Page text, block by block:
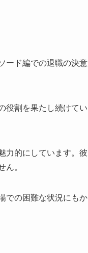
ード編での退職の決意
役割を果たし続けてい
力的にしています。彼
ん。
での困難な状況にもか